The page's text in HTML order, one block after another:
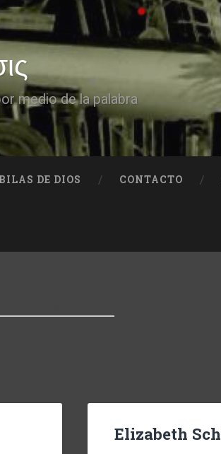
medio de la palabra
DE DIOS CONTACTO
Elizabeth